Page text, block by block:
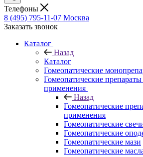
Телефоны
8 (495) 795-11-07 Москва
Заказать звонок
Каталог
Назад
Каталог
Гомеопатические
Гомеопатические
применения
Назад
Гомеопатические
применения
Гомеопатические
Гомеопатические
Гомеопатические мази
Гомеопатические